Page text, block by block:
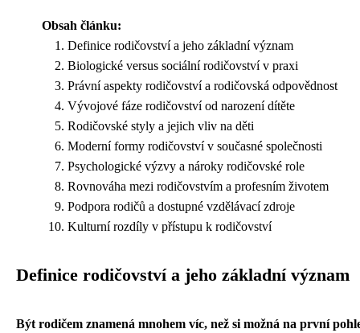
Obsah článku:
Definice rodičovství a jeho základní význam
Biologické versus sociální rodičovství v praxi
Právní aspekty rodičovství a rodičovská odpovědnost
Vývojové fáze rodičovství od narození dítěte
Rodičovské styly a jejich vliv na děti
Moderní formy rodičovství v současné společnosti
Psychologické výzvy a nároky rodičovské role
Rovnováha mezi rodičovstvím a profesním životem
Podpora rodičů a dostupné vzdělávací zdroje
Kulturní rozdíly v přístupu k rodičovství
Definice rodičovství a jeho základní význam
Být rodičem znamená mnohem víc, než si možná na první